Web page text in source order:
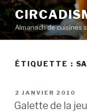
Aller
au
contenu
principal
Almanach de cuisines
ÉTIQUETTE :
PUBLIÉ
LE
2 JANVIER 2010
Galette de la